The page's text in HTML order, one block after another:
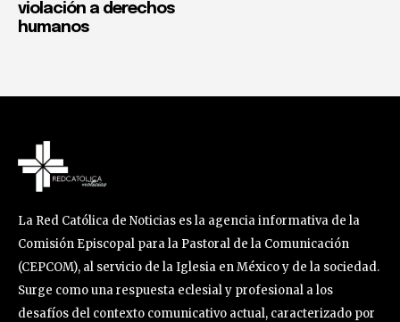
violación a derechos
humanos
La Red Católica de Noticias es la agencia informativa de la
Comisión Episcopal para la Pastoral de la Comunicación
(CEPCOM), al servicio de la Iglesia en México y de la sociedad.
Surge como una respuesta eclesial y profesional a los
desafíos del contexto comunicativo actual, caracterizado por